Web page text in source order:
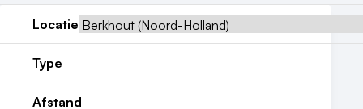
Reviews (5⭐️)
Contact
Locatie
Type
Afstand